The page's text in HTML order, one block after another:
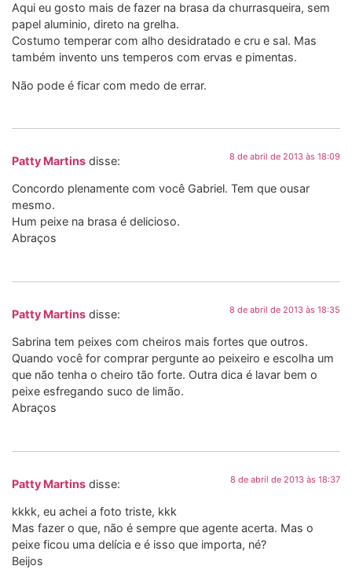
Aqui eu gosto mais de fazer na brasa da churrasqueira, sem
papel aluminio, direto na grelha.
Costumo temperar com alho desidratado e cru e sal. Mas
também invento uns temperos com ervas e pimentas.
Não pode é ficar com medo de errar.
Patty Martins disse: 8 de abril de 2013 às 18:09
Concordo plenamente com você Gabriel. Tem que ousar
mesmo.
Hum peixe na brasa é delicioso.
Abraços
Patty Martins disse: 8 de abril de 2013 às 18:35
Sabrina tem peixes com cheiros mais fortes que outros.
Quando você for comprar pergunte ao peixeiro e escolha um
que não tenha o cheiro tão forte. Outra dica é lavar bem o
peixe esfregando suco de limão.
Abraços
Patty Martins disse: 8 de abril de 2013 às 18:37
kkkk, eu achei a foto triste, kkk
Mas fazer o que, não é sempre que agente acerta. Mas o
peixe ficou uma delícia e é isso que importa, né?
Beijos